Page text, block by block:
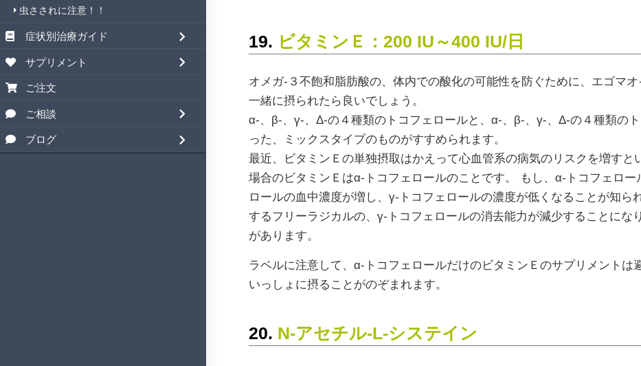
虫さされに注意！！
症状別治療ガイド
サプリメント
ご注文
ご相談
ブログ
19. ビタミンＥ：200 IU～400 IU/日
オメガ-３不飽和脂肪酸の、体内での酸化の可能性を防ぐために、エゴマ
一緒に摂られたら良いでしょう。
α-、β-、γ-、Δ-の４種類のトコフェロールと、α-、β-、γ-、Δ-の４種類の
った、ミックスタイプのものがすすめられます。
最近、ビタミンＥの単独摂取はかえって心血管系の病気のリスクを増す
場合のビタミンＥはα-トコフェロールのことです。 もし、α-トコフェロ
ロールの血中濃度が増し、γ-トコフェロールの濃度が低くなることが知ら
するフリーラジカルの、γ-トコフェロールの消去能力が減少することにな
があります。
ラベルに注意して、α-トコフェロールだけのビタミンＥのサプリメントは
いっしょに摂ることがのぞまれます。
20. N-アセチル-L-システイン